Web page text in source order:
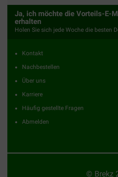
Ja, ich möchte die Vorteils-E-
erhalten
Holen Sie sich jede Woche die besten
Kontakt
Nachbestellen
Über uns
Karriere
Häufig gestellte Fragen
Abmelden
© Brekz